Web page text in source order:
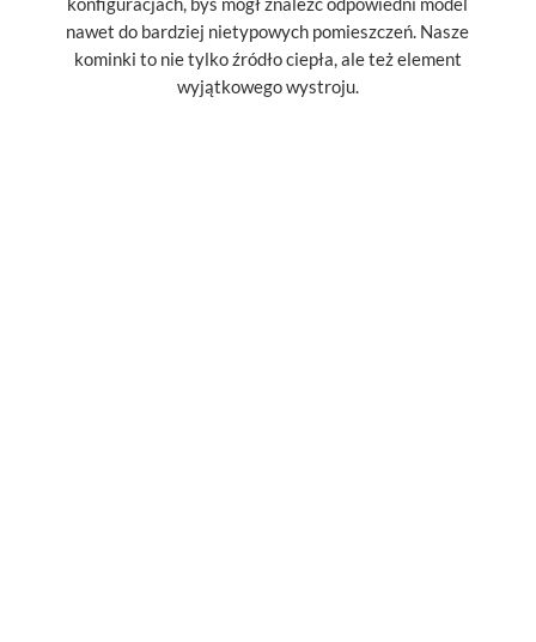
nawet do bardziej nietypowych pomieszczeń. Nasze
kominki to nie tylko źródło ciepła, ale też element
wyjątkowego wystroju.